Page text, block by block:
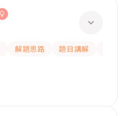
解題思路 題目講解